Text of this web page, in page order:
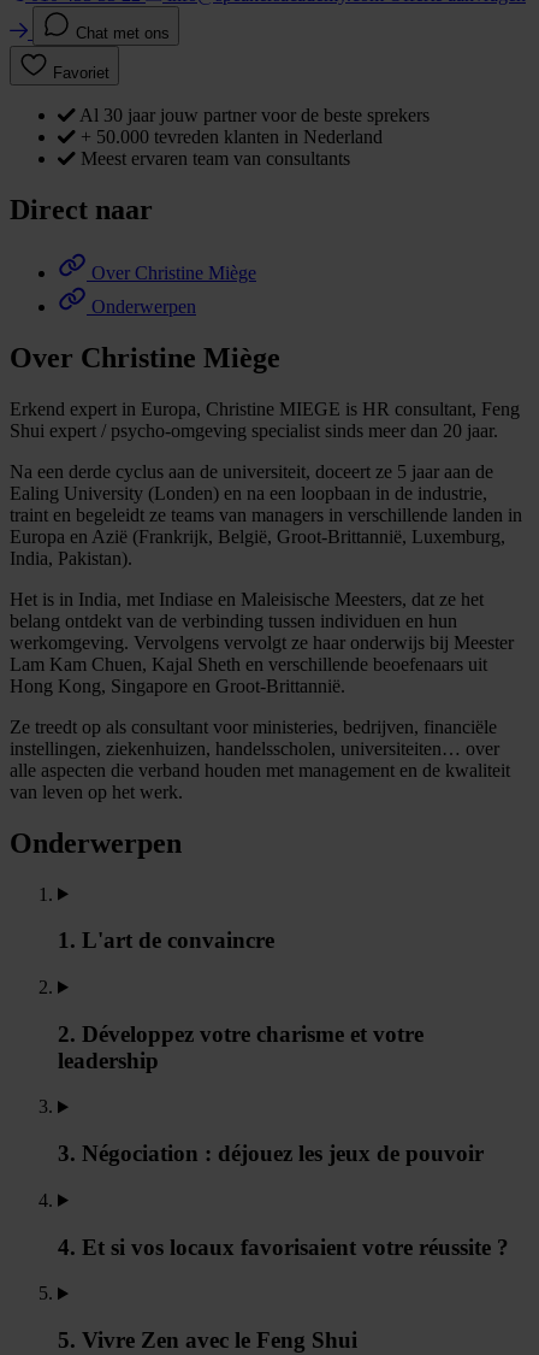
Chat met ons
Favoriet
Al 30 jaar jouw partner voor de beste sprekers
+ 50.000 tevreden klanten in Nederland
Meest ervaren team van consultants
Direct naar
Over Christine Miège
Onderwerpen
Over Christine Miège
Erkend expert in Europa, Christine MIEGE is HR consultant, Feng
Shui expert / psycho-omgeving specialist sinds meer dan 20 jaar.
Na een derde cyclus aan de universiteit, doceert ze 5 jaar aan de
Ealing University (Londen) en na een loopbaan in de industrie,
traint en begeleidt ze teams van managers in verschillende landen in
Europa en Azië (Frankrijk, België, Groot-Brittannië, Luxemburg,
India, Pakistan).
Het is in India, met Indiase en Maleisische Meesters, dat ze het
belang ontdekt van de verbinding tussen individuen en hun
werkomgeving. Vervolgens vervolgt ze haar onderwijs bij Meester
Lam Kam Chuen, Kajal Sheth en verschillende beoefenaars uit
Hong Kong, Singapore en Groot-Brittannië.
Ze treedt op als consultant voor ministeries, bedrijven, financiële
instellingen, ziekenhuizen, handelsscholen, universiteiten… over
alle aspecten die verband houden met management en de kwaliteit
van leven op het werk.
Onderwerpen
1. L'art de convaincre
2. Développez votre charisme et votre
leadership
3. Négociation : déjouez les jeux de pouvoir
4. Et si vos locaux favorisaient votre réussite ?
5. Vivre Zen avec le Feng Shui